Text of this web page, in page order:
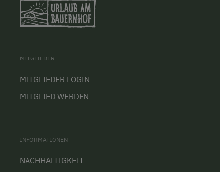
MITGLIEDER
MITGLIEDER LOGIN
MITGLIED WERDEN
INFORMATIONEN
NACHHALTIGKEIT